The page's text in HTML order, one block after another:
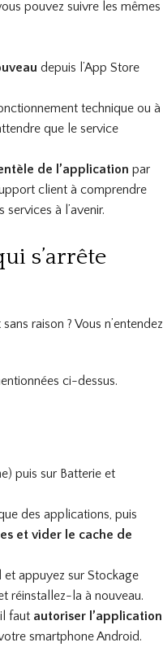
pouvez suivre les mêmes
depuis l’App Store
technique ou à
que le service
de l’application par
client à comprendre
services à l’avenir.
s’arrête
raison ? Vous n’entendez
ci-dessus.
puis sur Batterie et
des applications, puis
et vider le cache de
et appuyez sur Stockage
réinstallez-la à nouveau.
faut autoriser l’application
smartphone Android.